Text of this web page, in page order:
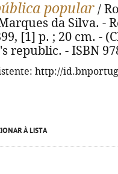
popular /
da Silva. -
[1] p. ; 20 cm. -
republic. - ISBN
http://
À LISTA